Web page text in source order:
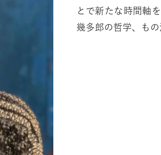
とで新たな時間軸
幾多郎の哲学、も